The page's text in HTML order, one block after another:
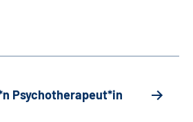
Psychotherapeut*in